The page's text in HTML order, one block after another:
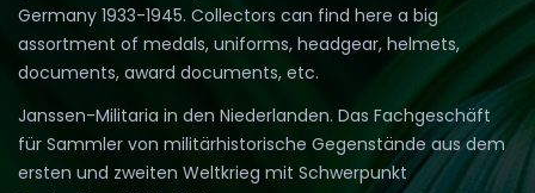
Germany 1933-1945. Collectors can find here a big
assortment of medals, uniforms, headgear, helmets,
documents, award documents, etc.
Janssen-Militaria in den Niederlanden. Das Fachgeschäft
für Sammler von militärhistorische Gegenstände aus dem
ersten und zweiten Weltkrieg mit Schwerpunkt